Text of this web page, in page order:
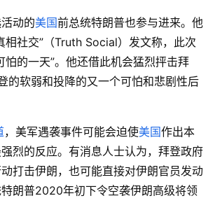
动的美国前总统特朗普也参与进来。他
相社交”（Truth Social）发文称，此次
怕的一天”。他还借此机会猛烈抨击拜
的软弱和投降的又一个可怕和悲剧性后
，美军遇袭事件可能会迫使美国作出本
烈的反应。有消息人士认为，拜登政府
打击伊朗，也可能直接对伊朗官员发动
朗普2020年初下令空袭伊朗高级将领